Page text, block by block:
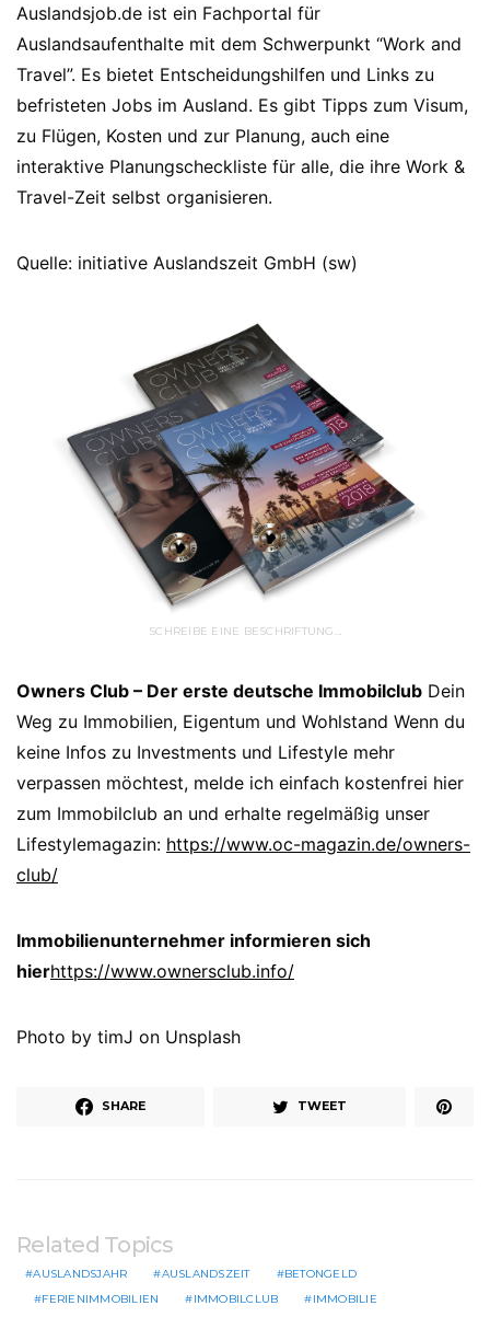
Auslandsjob.de ist ein Fachportal für
Auslandsaufenthalte mit dem Schwerpunkt “Work and
Travel”. Es bietet Entscheidungshilfen und Links zu
befristeten Jobs im Ausland. Es gibt Tipps zum Visum,
zu Flügen, Kosten und zur Planung, auch eine
interaktive Planungscheckliste für alle, die ihre Work &
Travel-Zeit selbst organisieren.
Quelle: initiative Auslandszeit GmbH (sw)
SCHREIBE EINE BESCHRIFTUNG…
Owners Club – Der erste deutsche Immobilclub Dein
Weg zu Immobilien, Eigentum und Wohlstand Wenn du
keine Infos zu Investments und Lifestyle mehr
verpassen möchtest, melde ich einfach kostenfrei hier
zum Immobilclub an und erhalte regelmäßig unser
Lifestylemagazin: https://www.oc-magazin.de/owners-
club/
Immobilienunternehmer informieren sich
hierhttps://www.ownersclub.info/
Photo by timJ on Unsplash
SHARE TWEET
Related Topics
AUSLANDSJAHR AUSLANDSZEIT
BETONGELD
FERIENIMMOBILIEN
IMMOBILCLUB
IMMOBILIE